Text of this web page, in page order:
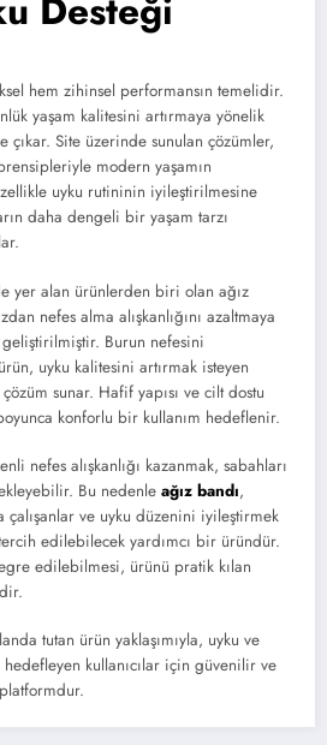
Desteği
hem zihinsel performansın temelidir.
yaşam kalitesini artırmaya yönelik
çıkar. Site üzerinde sunulan çözümler,
modern yaşamın
uyku rutininin iyileştirilmesine
daha dengeli bir yaşam tarzı
yer alan ürünlerden biri olan ağız
nefes alma alışkanlığını azaltmaya
geliştirilmiştir. Burun nefesini
uyku kalitesini artırmak isteyen
sunar. Hafif yapısı ve cilt dostu
konforlu bir kullanım hedeflenir.
nefes alışkanlığı kazanmak, sabahları
Bu nedenle ağız bandı,
ve uyku düzenini iyileştirmek
edilebilecek yardımcı bir üründür.
edilebilmesi, ürünü pratik kılan
tutan ürün yaklaşımıyla, uyku ve
hedefleyen kullanıcılar için güvenilir ve